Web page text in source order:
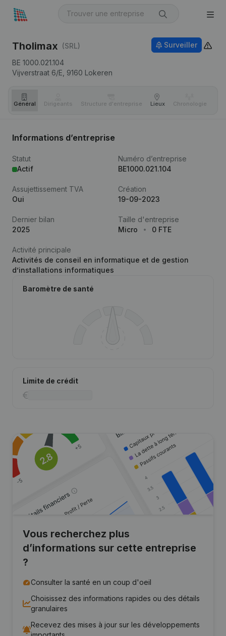
Tholimax (SRL)
BE 1000.021.104
Vijverstraat 6/E, 9160 Lokeren
Surveiller
Général Dirigeants Structure d'entreprise Lieux Chronologie
Informations d’entreprise
Statut
Actif
Numéro d’entreprise
BE1000.021.104
Assujettissement TVA
Oui
Création
19-09-2023
Dernier bilan
2025
Taille d'entreprise
Micro
0 FTE
Activité principale
Activités de conseil en informatique et de gestion
d’installations informatiques
Baromètre de santé
Limite de crédit
Vous recherchez plus
d’informations sur cette entreprise
?
Consulter la santé en un coup d'oeil
Choisissez des informations rapides ou des détails
granulaires
Recevez des mises à jour sur les développements